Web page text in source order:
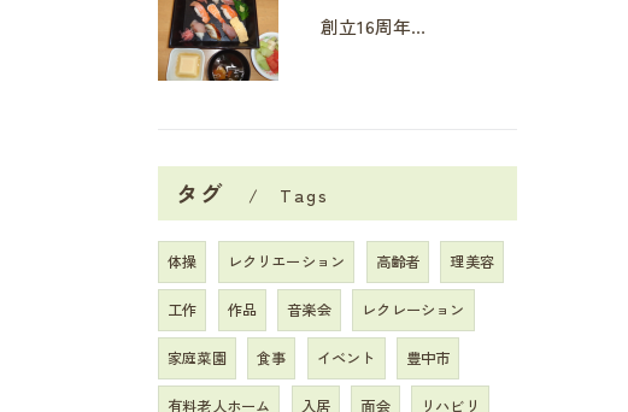
創立16周年イベント
タグ Tags
体操 レクリエーション 高齢者 理美容
工作 作品 音楽会 レクレーション
家庭菜園 食事 イベント 豊中市
有料老人ホーム 入居 面会 リハビリ